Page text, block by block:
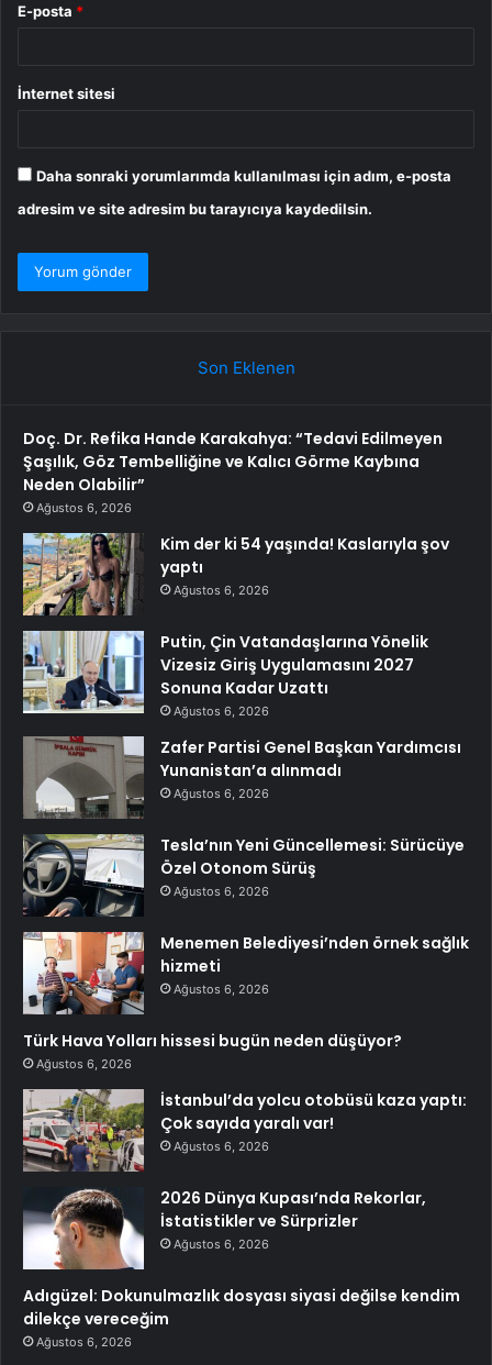
E-posta *
İnternet sitesi
Daha sonraki yorumlarımda kullanılması için adım, e-posta
adresim ve site adresim bu tarayıcıya kaydedilsin.
Son Eklenen
Doç. Dr. Refika Hande Karakahya: “Tedavi Edilmeyen
Şaşılık, Göz Tembelliğine ve Kalıcı Görme Kaybına
Neden Olabilir”
Ağustos 6, 2026
Kim der ki 54 yaşında! Kaslarıyla şov
yaptı
Ağustos 6, 2026
Putin, Çin Vatandaşlarına Yönelik
Vizesiz Giriş Uygulamasını 2027
Sonuna Kadar Uzattı
Ağustos 6, 2026
Zafer Partisi Genel Başkan Yardımcısı
Yunanistan’a alınmadı
Ağustos 6, 2026
Tesla’nın Yeni Güncellemesi: Sürücüye
Özel Otonom Sürüş
Ağustos 6, 2026
Menemen Belediyesi’nden örnek sağlık
hizmeti
Ağustos 6, 2026
Türk Hava Yolları hissesi bugün neden düşüyor?
Ağustos 6, 2026
İstanbul’da yolcu otobüsü kaza yaptı:
Çok sayıda yaralı var!
Ağustos 6, 2026
2026 Dünya Kupası’nda Rekorlar,
İstatistikler ve Sürprizler
Ağustos 6, 2026
Adıgüzel: Dokunulmazlık dosyası siyasi değilse kendim
dilekçe vereceğim
Ağustos 6, 2026